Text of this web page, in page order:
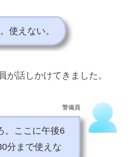
使えない。
が話しかけてきました。
警備員
。ここに午後6
分まで使えな